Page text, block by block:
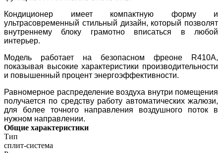
Кондиционер имеет компактную форму и
ультрасовременный стильный дизайн, который позволят
внутреннему блоку грамотно вписаться в любой
интерьер.
Модель работает на безопасном фреоне R410A,
показывая высокие характеристики производительности
и повышенный процент энергоэффективности.
Равномерное распределение воздуха внутри помещения
получается по средству работу автоматических жалюзи,
для более точного направления воздушного поток в
нужном направлении.
Общие характеристики
Тип
сплит-система